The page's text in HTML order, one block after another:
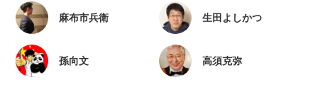
麻布市兵衛 生田よしかつ
孫向文 高須克弥